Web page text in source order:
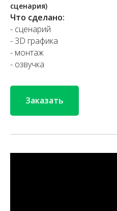
сценария)
Что сделано:
- сценарий
- 3D графика
- монтаж
- озвучка
Заказать